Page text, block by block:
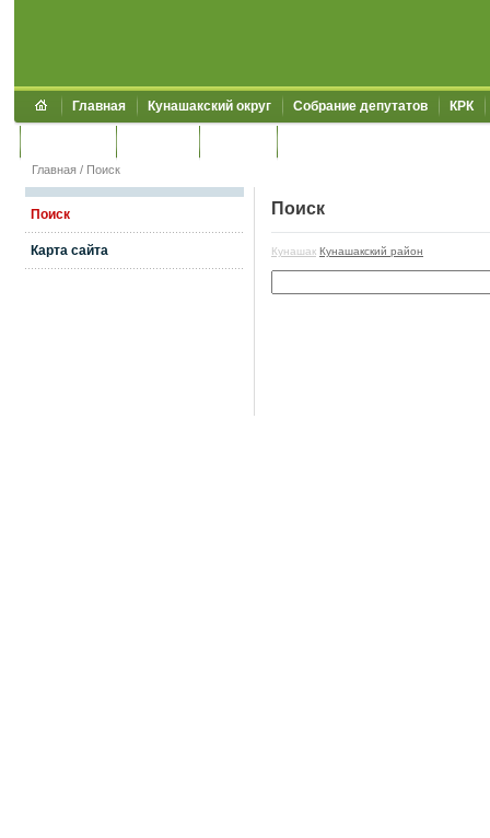
Главная Кунашакский округ Собрание депутатов КРК
Главная / Поиск
Поиск
Карта сайта
Поиск
Кунашак Кунашакский район